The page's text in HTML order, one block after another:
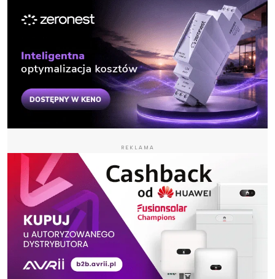
REKLAMA